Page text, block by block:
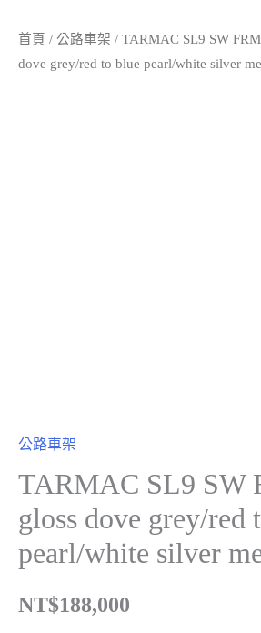
首頁 / 公路車架 / TARMAC SL9 SW
dove grey/red to blue pearl/white silver
公路車架
TARMAC SL9 SW
gloss dove grey/red
pearl/white silver
NT$188,000